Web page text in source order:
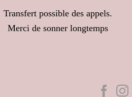
Transfert possible des appels.
Merci de sonner longtemps